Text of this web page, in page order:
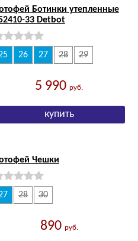
Ботинки утепленные
33 Detbot
26 27 28 29
5 990руб.
Чешки
28 30
890 руб.